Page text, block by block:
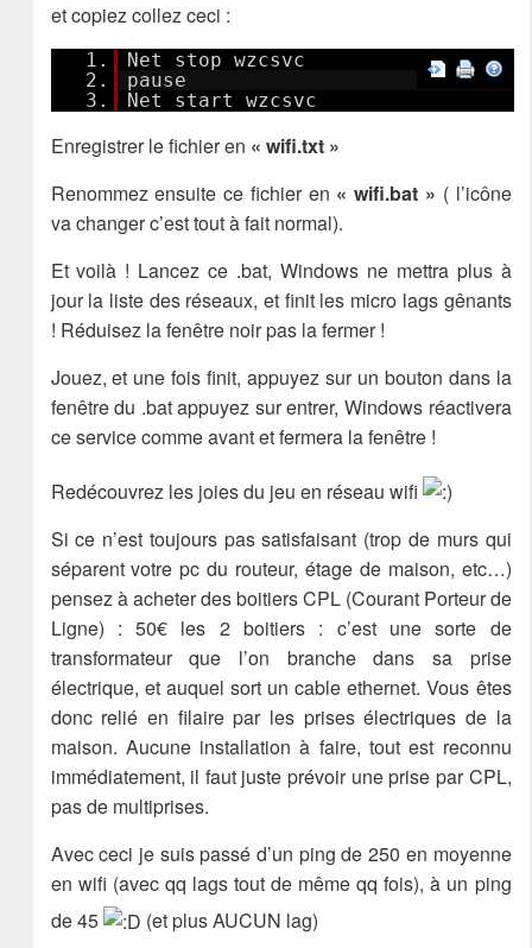
et copiez collez ceci :
1.
Net stop wzcsvc
2.
pause
3.
Net start wzcsvc
Enregistrer le fichier en « wifi.txt »
Renommez ensuite ce fichier en « wifi.bat » ( l’icône
va changer c’est tout à fait normal).
Et voilà ! Lancez ce .bat, Windows ne mettra plus à
jour la liste des réseaux, et finit les micro lags gênants
! Réduisez la fenêtre noir pas la fermer !
Jouez, et une fois finit, appuyez sur un bouton dans la
fenêtre du .bat appuyez sur entrer, Windows réactivera
ce service comme avant et fermera la fenêtre !
Redécouvrez les joies du jeu en réseau wifi
Si ce n’est toujours pas satisfaisant (trop de murs qui
séparent votre pc du routeur, étage de maison, etc…)
pensez à acheter des boitiers CPL (Courant Porteur de
Ligne) : 50€ les 2 boitiers : c’est une sorte de
transformateur que l’on branche dans sa prise
électrique, et auquel sort un cable ethernet. Vous êtes
donc relié en filaire par les prises électriques de la
maison. Aucune installation à faire, tout est reconnu
immédiatement, il faut juste prévoir une prise par CPL,
pas de multiprises.
Avec ceci je suis passé d’un ping de 250 en moyenne
en wifi (avec qq lags tout de même qq fois), à un ping
de 45
(et plus AUCUN lag)